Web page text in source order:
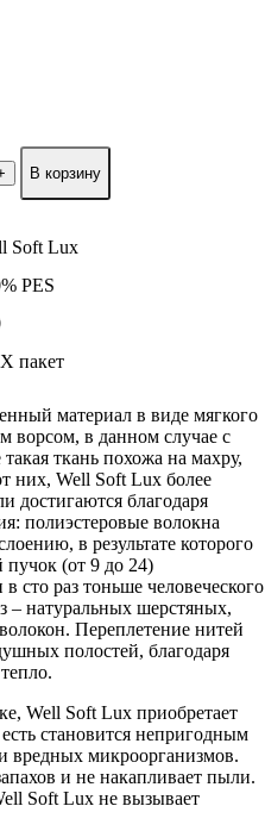
Soft Lux
PES
пакет
материал в виде мягкого
ворсом, в данном случае с
ткань похожа на махру,
них, Well Soft Lux более
достигаются благодаря
полиэстеровые волокна
в результате которого
пучок (от 9 до 24)
сто раз тоньше человеческого
– натуральных шерстяных,
Переплетение нитей
полостей, благодаря
Well Soft Lux приобретает
становится непригодным
вредных микроорганизмов.
и не накапливает пыли.
Soft Lux не вызывает